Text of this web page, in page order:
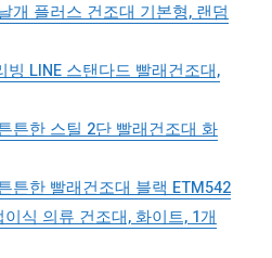
개 플러스 건조대 기본형, 랜덤
빙 LINE 스탠다드 빨래건조대,
튼한 스틸 2단 빨래건조대 화
튼한 빨래건조대 블랙 ETM542
이식 의류 건조대, 화이트, 1개